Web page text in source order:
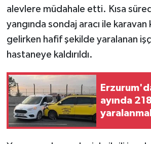
alevlere müdahale etti. Kısa
yangında sondaj aracı ile karavan
gelirken hafif şekilde yaralanan
hastaneye kaldırıldı.
ayında